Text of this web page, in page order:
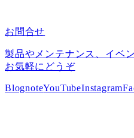
お問合せ
製品やメンテナンス、イベ
お気軽にどうぞ
BlognoteYouTubeInstagram